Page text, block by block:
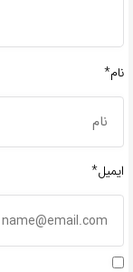
نام*
ایمیل*